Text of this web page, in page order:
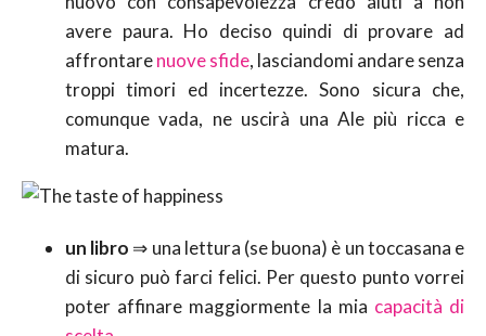
avere paura. Ho deciso quindi di provare ad
affrontarenuove sfide, lasciandomi andare senza
troppi timori ed incertezze. Sono sicura che,
comunque vada, ne uscirà una Ale più ricca e
matura.
un libro ⇒ una lettura (se buona) è un toccasana e
di sicuro può farci felici. Per questo punto vorrei
poter affinare maggiormente la mia capacità di